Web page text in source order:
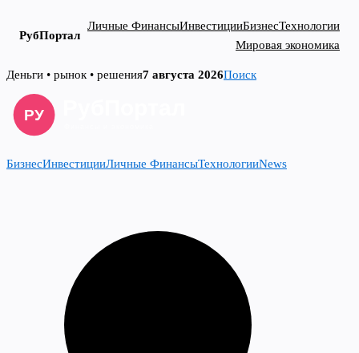
РубПортал
Личные ФинансыИнвестицииБизнесТехнологии
Мировая экономика
Skip
content
Деньги • рынок • решения7 августа 2026Поиск
БизнесИнвестицииЛичные ФинансыТехнологииNews